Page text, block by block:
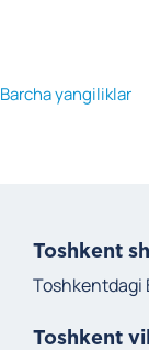
Barcha yangiliklar
Toshkent
Toshkentdagi
Toshkent